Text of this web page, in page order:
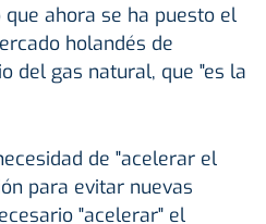
ahora se ha puesto el
holandés de
del gas natural, que "es la
de "acelerar el
para evitar nuevas
"acelerar" el